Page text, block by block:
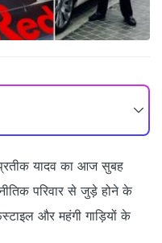
यादव का आज सुबह
परिवार से जुड़े होने के
और महंगी गाड़ियों के